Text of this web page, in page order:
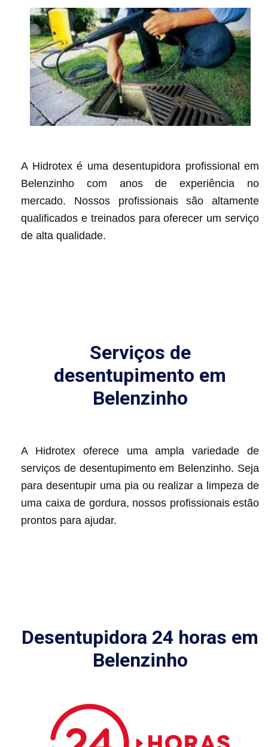
A Hidrotex é uma desentupidora profissional em
Belenzinho com anos de experiência no
mercado. Nossos profissionais são altamente
qualificados e treinados para oferecer um serviço
de alta qualidade.
Serviços de
desentupimento em
Belenzinho
A Hidrotex oferece uma ampla variedade de
serviços de desentupimento em Belenzinho. Seja
para desentupir uma pia ou realizar a limpeza de
uma caixa de gordura, nossos profissionais estão
prontos para ajudar.
Desentupidora 24 horas em
Belenzinho